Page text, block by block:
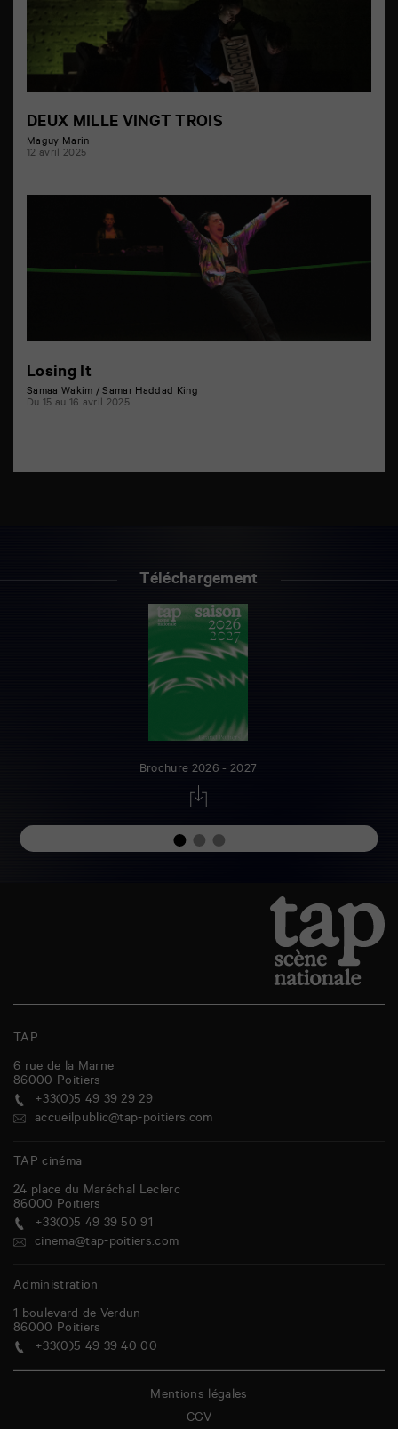
DEUX MILLE VINGT TROIS
Maguy Marin
12 avril 2025
Losing It
Samaa Wakim / Samar Haddad King
Du 15 au 16 avril 2025
Téléchargement
Brochure 2026 - 2027
TAP
6 rue de la Marne
86000 Poitiers
+33(0)5 49 39 29 29
accueilpublic@tap-poitiers.com
TAP cinéma
24 place du Maréchal Leclerc
86000 Poitiers
+33(0)5 49 39 50 91
cinema@tap-poitiers.com
Administration
1 boulevard de Verdun
86000 Poitiers
+33(0)5 49 39 40 00
Mentions légales
CGV